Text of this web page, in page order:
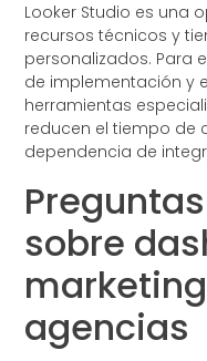
Looker Studio es una
recursos técnicos y
personalizados. Para
de implementación y
herramientas
reducen el tiempo de
dependencia de
sobre
agencias